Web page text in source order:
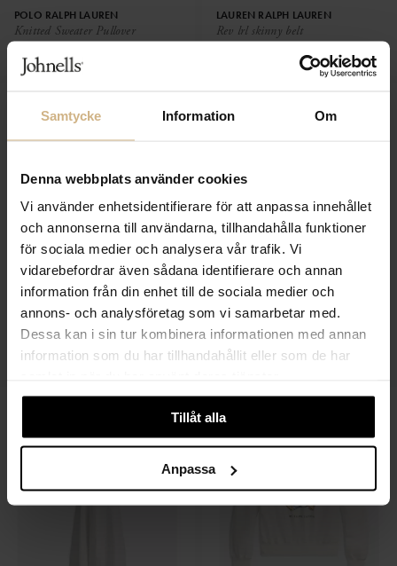
Samtycke Information Om
Denna webbplats använder cookies
Vi använder enhetsidentifierare för att anpassa innehållet
och annonserna till användarna, tillhandahålla funktioner
för sociala medier och analysera vår trafik. Vi
vidarebefordrar även sådana identifierare och annan
information från din enhet till de sociala medier och
annons- och analysföretag som vi samarbetar med.
Dessa kan i sin tur kombinera informationen med annan
information som du har tillhandahållit eller som de har
Tillåt alla
Anpassa
Knitted Sweater Pullover
POLO RALPH LAUREN
Rev lrl skinny belt
LAUREN RALPH LAUREN
1 199 SEK
Lakythia Slim Pant
LAUREN RALPH LAUREN
2 099 SEK
1 259 SEK
Open botton sweatpant
POLO RALPH LAUREN
2 199 SEK